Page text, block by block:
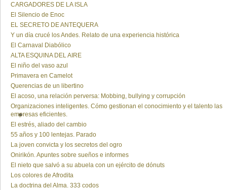
CARGADORES DE LA ISLA
El Silencio de Enoc
EL SECRETO DE ANTEQUERA
Y un día crucé los Andes. Relato de una experiencia histórica
El Carnaval Diabólico
ALTA ESQUINA DEL AIRE
El niño del vaso azul
Primavera en Camelot
Querencias de un libertino
El acoso, una relación perversa: Mobbing, bullying y corrupción
Organizaciones inteligentes. Cómo gestionan el conocimiento y el talento las
empresas eficientes.
El estrés, aliado del cambio
55 años y 100 lentejas. Parado
La joven convicta y los secretos del ogro
Onirikón. Apuntes sobre sueños e informes
El nieto que salvó a su abuela con un ejército de dónuts
Los colores de Afrodita
La doctrina del Alma. 333 codos